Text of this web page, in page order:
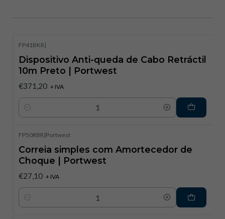
FP41BKR |
Dispositivo Anti-queda de Cabo Retráctil
10m Preto | Portwest
€371,20 + IVA
Quantidade
FP50RBR |Portwest
Correia simples com Amortecedor de
Choque | Portwest
€27,10 + IVA
Quantidade